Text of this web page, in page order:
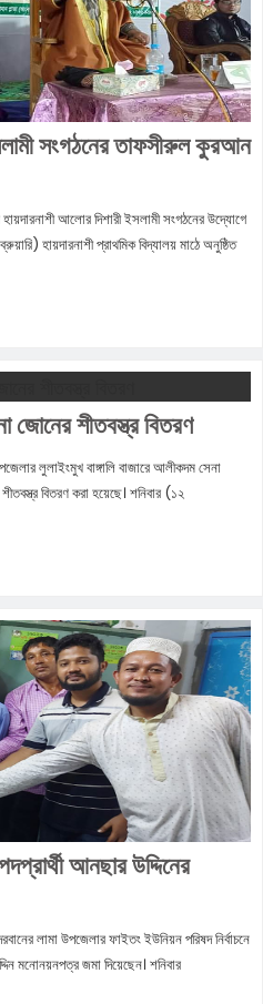
সংগঠনের তাফসীরুল কুরআন
আলোর দিশারী ইসলামী সংগঠনের উদ্যোগে
হায়দারনাশী প্রাথমিক বিদ্যালয় মাঠে অনুষ্ঠিত
জোনের শীতবস্ত্র বিতরণ
লুলাইংমুখ বাঙ্গালি বাজারে আলীকদম সেনা
বিতরণ করা হয়েছে। শনিবার (১২
আনছার উদ্দিনের
লামা উপজেলার ফাইতং ইউনিয়ন পরিষদ নির্বাচনে
মনোনয়নপত্র জমা দিয়েছেন। শনিবার